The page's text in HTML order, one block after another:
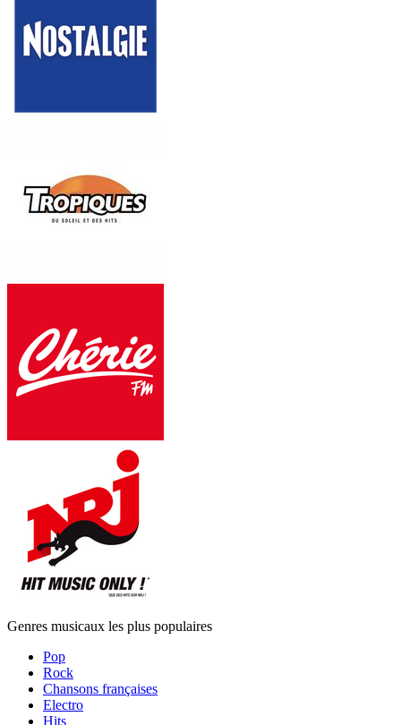
Genres musicaux les plus populaires
Pop
Rock
Chansons françaises
Electro
Hits